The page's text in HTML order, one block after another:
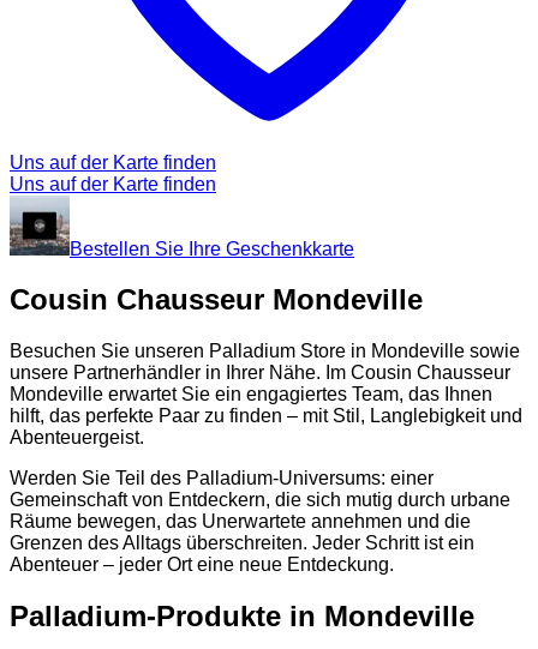
Uns auf der Karte finden
Uns auf der Karte finden
Bestellen Sie Ihre Geschenkkarte
Cousin Chausseur Mondeville
Besuchen Sie unseren Palladium Store in Mondeville sowie
unsere Partnerhändler in Ihrer Nähe. Im Cousin Chausseur
Mondeville erwartet Sie ein engagiertes Team, das Ihnen
hilft, das perfekte Paar zu finden – mit Stil, Langlebigkeit und
Abenteuergeist.
Werden Sie Teil des Palladium-Universums: einer
Gemeinschaft von Entdeckern, die sich mutig durch urbane
Räume bewegen, das Unerwartete annehmen und die
Grenzen des Alltags überschreiten. Jeder Schritt ist ein
Abenteuer – jeder Ort eine neue Entdeckung.
Palladium-Produkte in Mondeville